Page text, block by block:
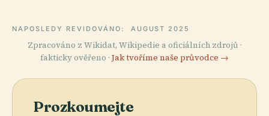
NAPOSLEDY REVIDOVÁNO: AUGUST 2025
Zpracováno z Wikidat, Wikipedie a oficiálních zdrojů ·
fakticky ověřeno · Jak tvoříme naše průvodce →
Prozkoumejte